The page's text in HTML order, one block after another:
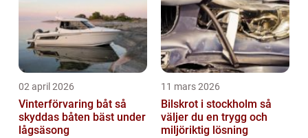
02 april 2026
Vinterförvaring båt så
skyddas båten bäst under
lågsäsong
11 mars 2026
Bilskrot i stockholm så
väljer du en trygg och
miljöriktig lösning